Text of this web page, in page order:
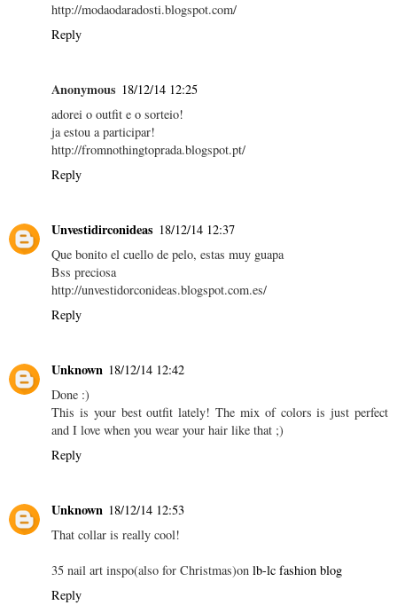
http://modaodaradosti.blogspot.com/
Reply
Anonymous 18/12/14 12:25
adorei o outfit e o sorteio!
ja estou a participar!
http://fromnothingtoprada.blogspot.pt/
Reply
Unvestidirconideas 18/12/14 12:37
Que bonito el cuello de pelo, estas muy guapa
Bss preciosa
http://unvestidorconideas.blogspot.com.es/
Reply
Unknown 18/12/14 12:42
Done :)
This is your best outfit lately! The mix of colors is just perfect
and I love when you wear your hair like that ;)
Reply
Unknown 18/12/14 12:53
That collar is really cool!
35 nail art inspo(also for Christmas)on lb-lc fashion blog
Reply